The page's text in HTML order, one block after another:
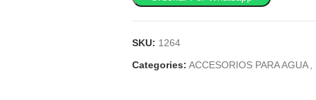
SKU: 1264
Categories: ACCESORIOS PARA AGUA